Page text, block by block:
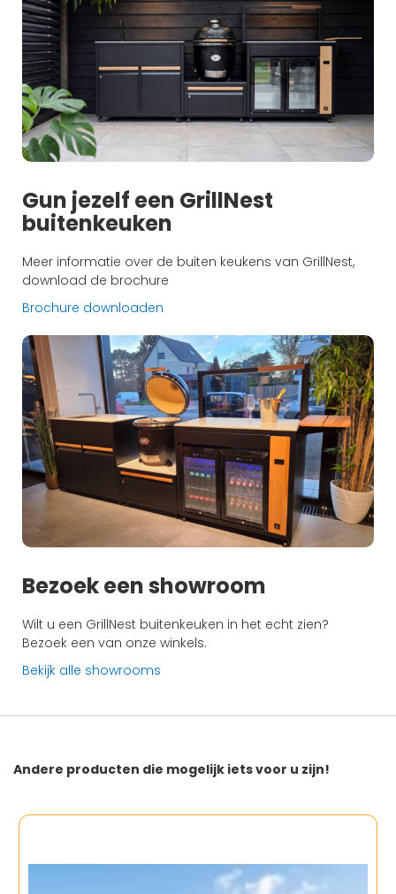
Gun jezelf een GrillNest
buitenkeuken
Meer informatie over de buiten keukens van GrillNest,
download de brochure
Brochure downloaden
Bezoek een showroom
Wilt u een GrillNest buitenkeuken in het echt zien?
Bezoek een van onze winkels.
Bekijk alle showrooms
Andere producten die mogelijk iets voor u zijn!